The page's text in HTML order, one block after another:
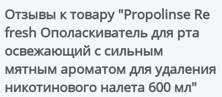
Отзывы к товару "Propolinse Re
fresh Ополаскиватель для рта
освежающий с сильным
мятным ароматом для удаления
никотинового налета 600 мл"